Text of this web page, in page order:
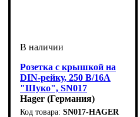
Розетка c крышкой на
DIN-рейку, 250 В/16А
"Шуко", SN017
Hager (Германия)
SN017-HAGER